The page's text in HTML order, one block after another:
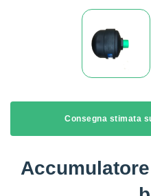
Consegna stimata